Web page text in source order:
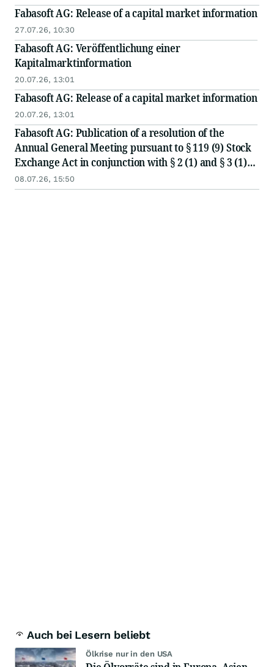
Fabasoft AG: Release of a capital market information
27.07.26, 10:30
Fabasoft AG: Veröffentlichung einer
Kapitalmarktinformation
20.07.26, 13:01
Fabasoft AG: Release of a capital market information
20.07.26, 13:01
Fabasoft AG: Publication of a resolution of the
Annual General Meeting pursuant to § 119 (9) Stock
Exchange Act in conjunction with § 2 (1) and § 3 (1)
Austrian Publication Ordinance
08.07.26, 15:50
Auch bei Lesern beliebt
Ölkrise nur in den USA